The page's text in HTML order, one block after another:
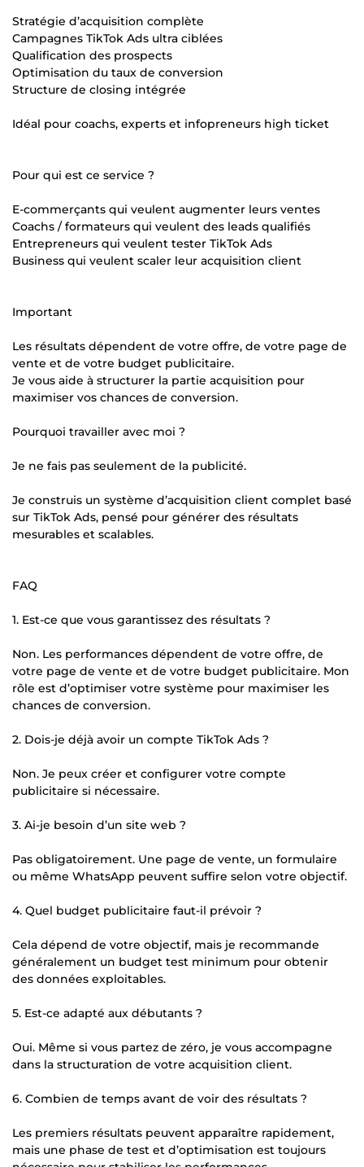
Stratégie d’acquisition complète
Campagnes TikTok Ads ultra ciblées
Qualification des prospects
Optimisation du taux de conversion
Structure de closing intégrée
Idéal pour coachs, experts et infopreneurs high ticket
Pour qui est ce service ?
E-commerçants qui veulent augmenter leurs ventes
Coachs / formateurs qui veulent des leads qualifiés
Entrepreneurs qui veulent tester TikTok Ads
Business qui veulent scaler leur acquisition client
Important
Les résultats dépendent de votre offre, de votre page de
vente et de votre budget publicitaire.
Je vous aide à structurer la partie acquisition pour
maximiser vos chances de conversion.
Pourquoi travailler avec moi ?
Je ne fais pas seulement de la publicité.
Je construis un système d’acquisition client complet basé
sur TikTok Ads, pensé pour générer des résultats
mesurables et scalables.
FAQ
1. Est-ce que vous garantissez des résultats ?
Non. Les performances dépendent de votre offre, de
votre page de vente et de votre budget publicitaire. Mon
rôle est d’optimiser votre système pour maximiser les
chances de conversion.
2. Dois-je déjà avoir un compte TikTok Ads ?
Non. Je peux créer et configurer votre compte
publicitaire si nécessaire.
3. Ai-je besoin d’un site web ?
Pas obligatoirement. Une page de vente, un formulaire
ou même WhatsApp peuvent suffire selon votre objectif.
4. Quel budget publicitaire faut-il prévoir ?
Cela dépend de votre objectif, mais je recommande
généralement un budget test minimum pour obtenir
des données exploitables.
5. Est-ce adapté aux débutants ?
Oui. Même si vous partez de zéro, je vous accompagne
dans la structuration de votre acquisition client.
6. Combien de temps avant de voir des résultats ?
Les premiers résultats peuvent apparaître rapidement,
mais une phase de test et d’optimisation est toujours